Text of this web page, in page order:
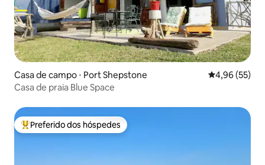
Casa de campo ⋅ Port Shepstone 4,96 de uma
4,96 (55)
Casa de praia Blue Space
Entre os melhores preferidos dos hóspedes
Preferido dos hóspedes